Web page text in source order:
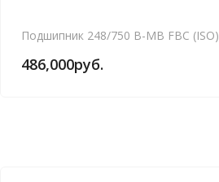
Подшипник 248/750 B-MB FBC (ISO)
486,000руб.